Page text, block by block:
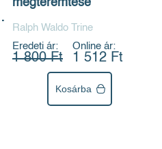
megteremtése
Ralph Waldo Trine
Eredeti ár:
1 800 Ft
Online ár:
1 512 Ft
Kosárba